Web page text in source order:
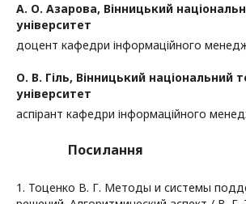
А. О. Азарова, Вінницький
університет
доцент кафедри інформаційного
О. В. Гіль, Вінницький національний
університет
аспірант кафедри інформаційного
Посилання
1. Тоценко В. Г. Методы и системы